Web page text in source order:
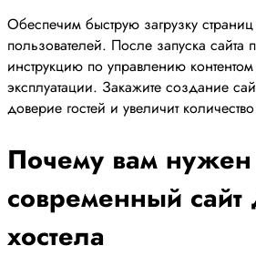
Обеспечим быструю загрузку
пользователей. После запуска сайта
инструкцию по управлению
эксплуатации. Закажите создание
доверие гостей и увеличит
Почему вам нужен
современный сайт
хостела